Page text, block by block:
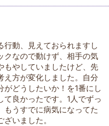
行動、見えておられますし
クなので動けず、相手の気
もやしていましたけど、先
え方が変化しました。自分
どうしたいか！を1番にし
て良かったです。1人でずっ
もうすでに病気になってた
いました。